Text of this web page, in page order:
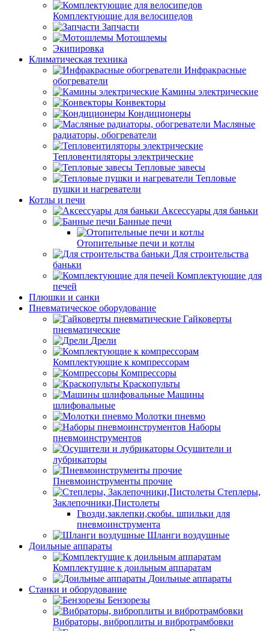
Комплектующие для велосипедов
Запчасти
Мотошлемы
Экипировка
Климатическая техника
Инфракрасные
обогреватели
Камины электрические
Конвекторы
Кондиционеры
Масляные
радиаторы, обогреватели
Тепловентиляторы электрические
Тепловые завесы
Тепловые
пушки и нагреватели
Котлы и печи
Аксессуары для баньки
Банные печи
Отопительные печи и котлы
Для строительства
баньки
Комплектующие для
печей
Плюшки и санки
Пневматическое оборудование
Гайковерты
пневматические
Дрели
Комплектующие к компрессорам
Компрессоры
Краскопульты
Машины
шлифовальные
Молотки пневмо
Наборы
пневмоинструментов
Осушители и
лубрикаторы
Пневмоинструменты прочие
Степлеры,
Заклепочники,Пистолеты
Гвозди,заклепки,скобы. шпильки для
пневмоинструмента
Шланги воздушные
Доильные аппараты
Комплектущие к доильным аппаратам
Доильные аппараты
Станки и оборудование
Бензорезы
Вибраторы, виброплиты и вибротрамбовки